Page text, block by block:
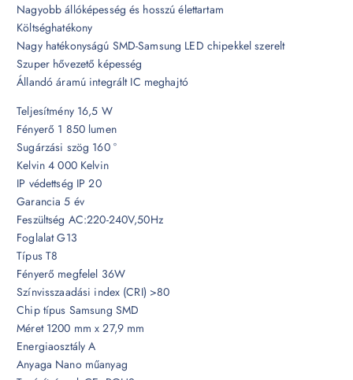
Nagyobb állóképesség és hosszú élettartam
Költséghatékony
Nagy hatékonyságú SMD-Samsung LED chipekkel szerelt
Szuper hővezető képesség
Állandó áramú integrált IC meghajtó
Teljesítmény 16,5 W
Fényerő 1 850 lumen
Sugárzási szög 160 °
Kelvin 4 000 Kelvin
IP védettség IP 20
Garancia 5 év
Feszültség AC:220-240V,50Hz
Foglalat G13
Típus T8
Fényerő megfelel 36W
Színvisszaadási index (CRI) >80
Chip típus Samsung SMD
Méret 1200 mm x 27,9 mm
Energiaosztály A
Anyaga Nano műanyag